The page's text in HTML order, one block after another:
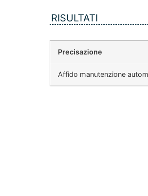
RISULTATI
Precisazione
Affido manutenzione